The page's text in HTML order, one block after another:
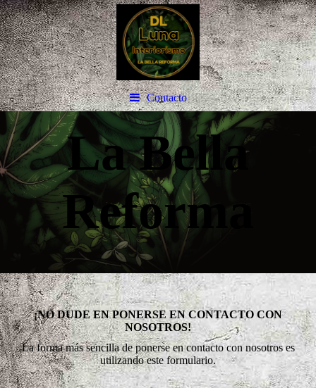
Contacto
mo
La Bella
Reforma
¡NO DUDE EN PONERSE EN CONTACTO CON
NOSOTROS!
La forma más sencilla de ponerse en contacto con nosotros es
utilizando este formulario.